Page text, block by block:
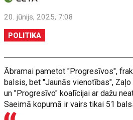
20. jūnijs, 2025, 7:08
POLITIKA
Ābramai pametot "Progresīvos",
balsis, bet "Jaunās vienotības",
un "Progresīvo" koalīcijai ar dažu
Saeimā kopumā ir vairs tikai 51